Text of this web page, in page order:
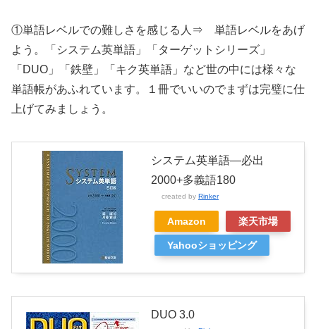
①単語レベルでの難しさを感じる人⇒ 単語レベルをあげ
よう。「システム英単語」「ターゲットシリーズ」
「DUO」「鉄壁」「キク英単語」など世の中には様々な
単語帳があふれています。１冊でいいのでまずは完璧に仕
上げてみましょう。
システム英単語―必出
2000+多義語180
created by Rinker
Amazon 楽天市場
Yahooショッピング
DUO 3.0